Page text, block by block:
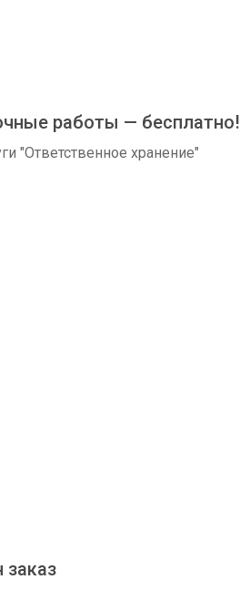
работы — бесплатно!
"Ответственное хранение"
заказ